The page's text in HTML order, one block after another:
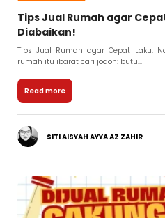
Tips Jual Rumah agar
Diabaikan!
Tips Jual Rumah agar Cepat Laku:
rumah itu ibarat cari jodoh: butu...
Read more
SITI AISYAH AYYA AZ ZAHIR